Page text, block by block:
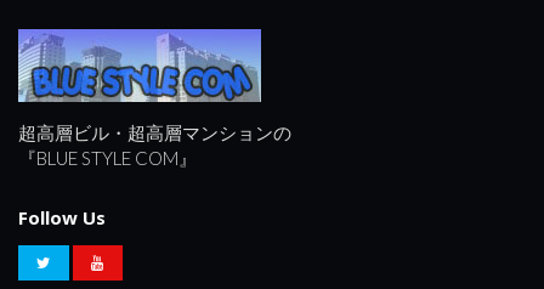
超高層ビル・超高層マンションの
『BLUE STYLE COM』
Follow Us